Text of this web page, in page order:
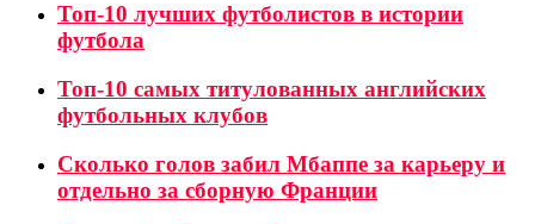
Топ-10 лучших футболистов в истории
футбола
Топ-10 самых титулованных английских
футбольных клубов
Сколько голов забил Мбаппе за карьеру и
отдельно за сборную Франции